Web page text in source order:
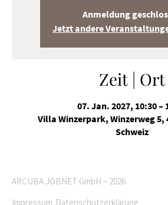
Anmeldung
Jetzt andere
Zeit | Ort
07. Jan. 2027, 10:30 –
Villa Winzerpark, Winzerweg 5,
Schweiz
ARCUBA JOBNET GmbH – 2026
Impressum Datenschutzerklärung